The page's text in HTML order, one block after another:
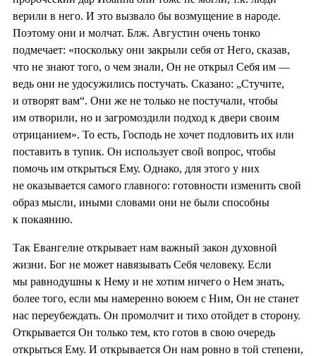
верили в него. И это вызвало бы возмущение в народе.
Поэтому они и молчат. Блж. Августин очень тонко
подмечает: «поскольку они закрыли себя от Него, сказав,
что не знают того, о чем знали, Он не открыл Себя им —
ведь они не удосужились постучать. Сказано: „Стучите,
и отворят вам“. Они же не только не постучали, чтобы
им отворили, но и загромоздили подход к двери своим
отрицанием». То есть, Господь не хочет подловить их или
поставить в тупик. Он использует свой вопрос, чтобы
помочь им открыться Ему. Однако, для этого у них
не оказывается самого главного: готовности изменить свой
образ мысли, иными словами они не были способны
к покаянию.
Так Евангелие открывает нам важный закон духовной
жизни. Бог не может навязывать Себя человеку. Если
мы равнодушны к Нему и не хотим ничего о Нем знать,
более того, если мы намеренно воюем с Ним, Он не станет
нас переубеждать. Он промолчит и тихо отойдет в сторону.
Открывается Он только тем, кто готов в свою очередь
открыться Ему. И открывается Он нам ровно в той степени,